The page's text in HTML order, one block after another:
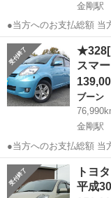
金剛駅
●当方へのお支払総額 当
００円」＋「リサイクル料９，５１０
「２０年！ブーン 黄色
マートキ...
大阪 大阪狭山市
★328[
スマ
ブーン
金剛駅
●当方へのお支払総額 当
００円」＋「リサイクル料９，５１０
「ブーン 薄青！」が入
ー！ＨＤ...
大阪 大阪狭山市
トヨ
平成